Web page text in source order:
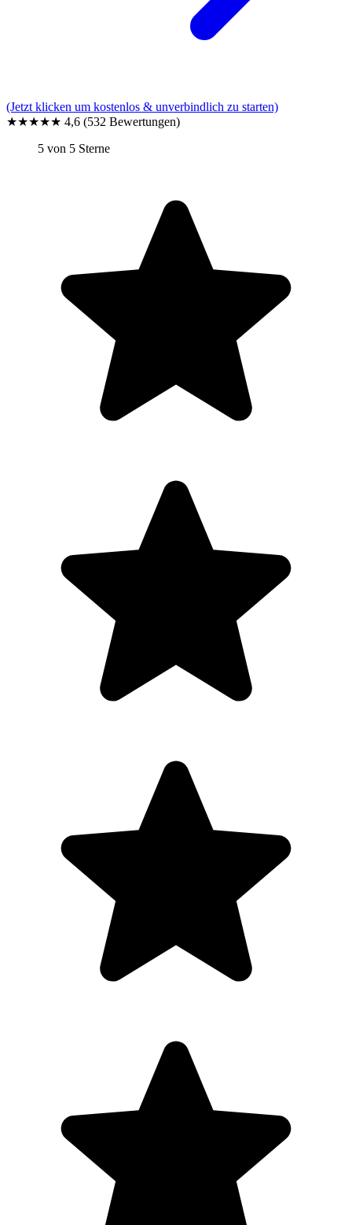
(Jetzt klicken um kostenlos & unverbindlich zu starten)
★★★★★ 4,6 (532 Bewertungen)
5 von 5 Sterne